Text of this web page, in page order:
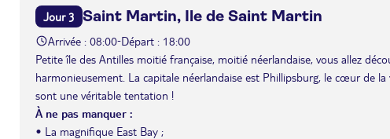
Jour 3 Saint Martin, Ile de Saint Martin
Arrivée : 08:00-Départ : 18:00
Petite île des Antilles moitié française, moitié néerlandaise, vous allez
harmonieusement. La capitale néerlandaise est Phillipsburg, le cœur de
sont une véritable tentation !
À ne pas manquer :
• La magnifique East Bay ;